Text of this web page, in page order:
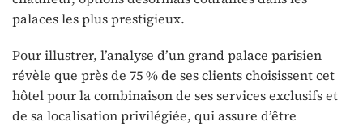
palaces les plus prestigieux.
Pour illustrer, l’analyse d’un grand palace parisien
révèle que près de 75 % de ses clients choisissent cet
hôtel pour la combinaison de ses services exclusifs et
de sa localisation privilégiée, qui assure d’être